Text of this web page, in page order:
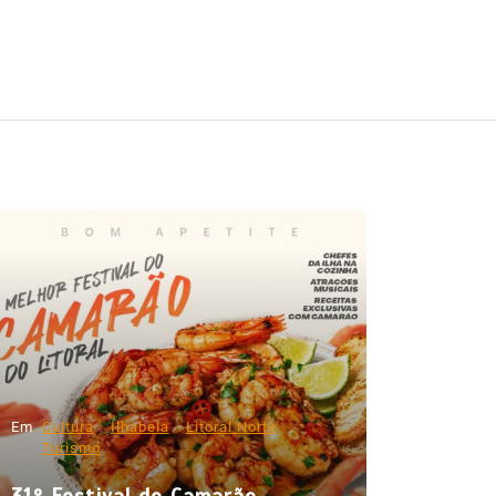
Em Cultura Ilhabela
Litoral Norte
Turismo